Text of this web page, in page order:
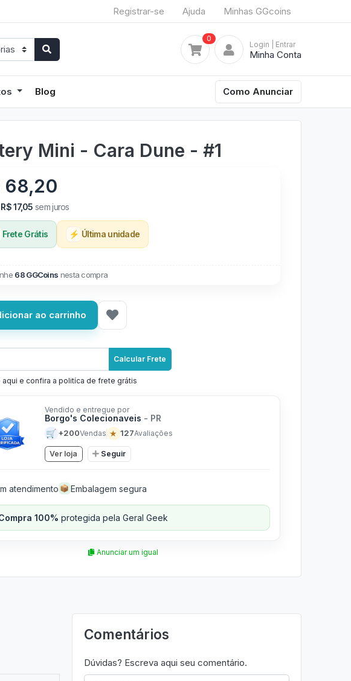
Registrar-se Ajuda Minhas GGcoins
0
Login | Entrar
Minha Conta
Blog Como Anunciar
Mini - Cara Dune - #1
68,20
R$ 17,05 sem juros
Frete Grátis ⚡ Última unidade
68 GGCoins nesta compra
ao carrinho
Calcular Frete
e confira a politíca de frete grátis
Vendido e entregue por
Borgo's Colecionaveis - PR
🛒 +200Vendas ★ 127Avaliações
Ver loja Seguir
atendimento 📦 Embalagem segura
100% protegida pela Geral Geek
Anunciar um igual
Comentários
Dúvidas? Escreva aqui seu comentário.